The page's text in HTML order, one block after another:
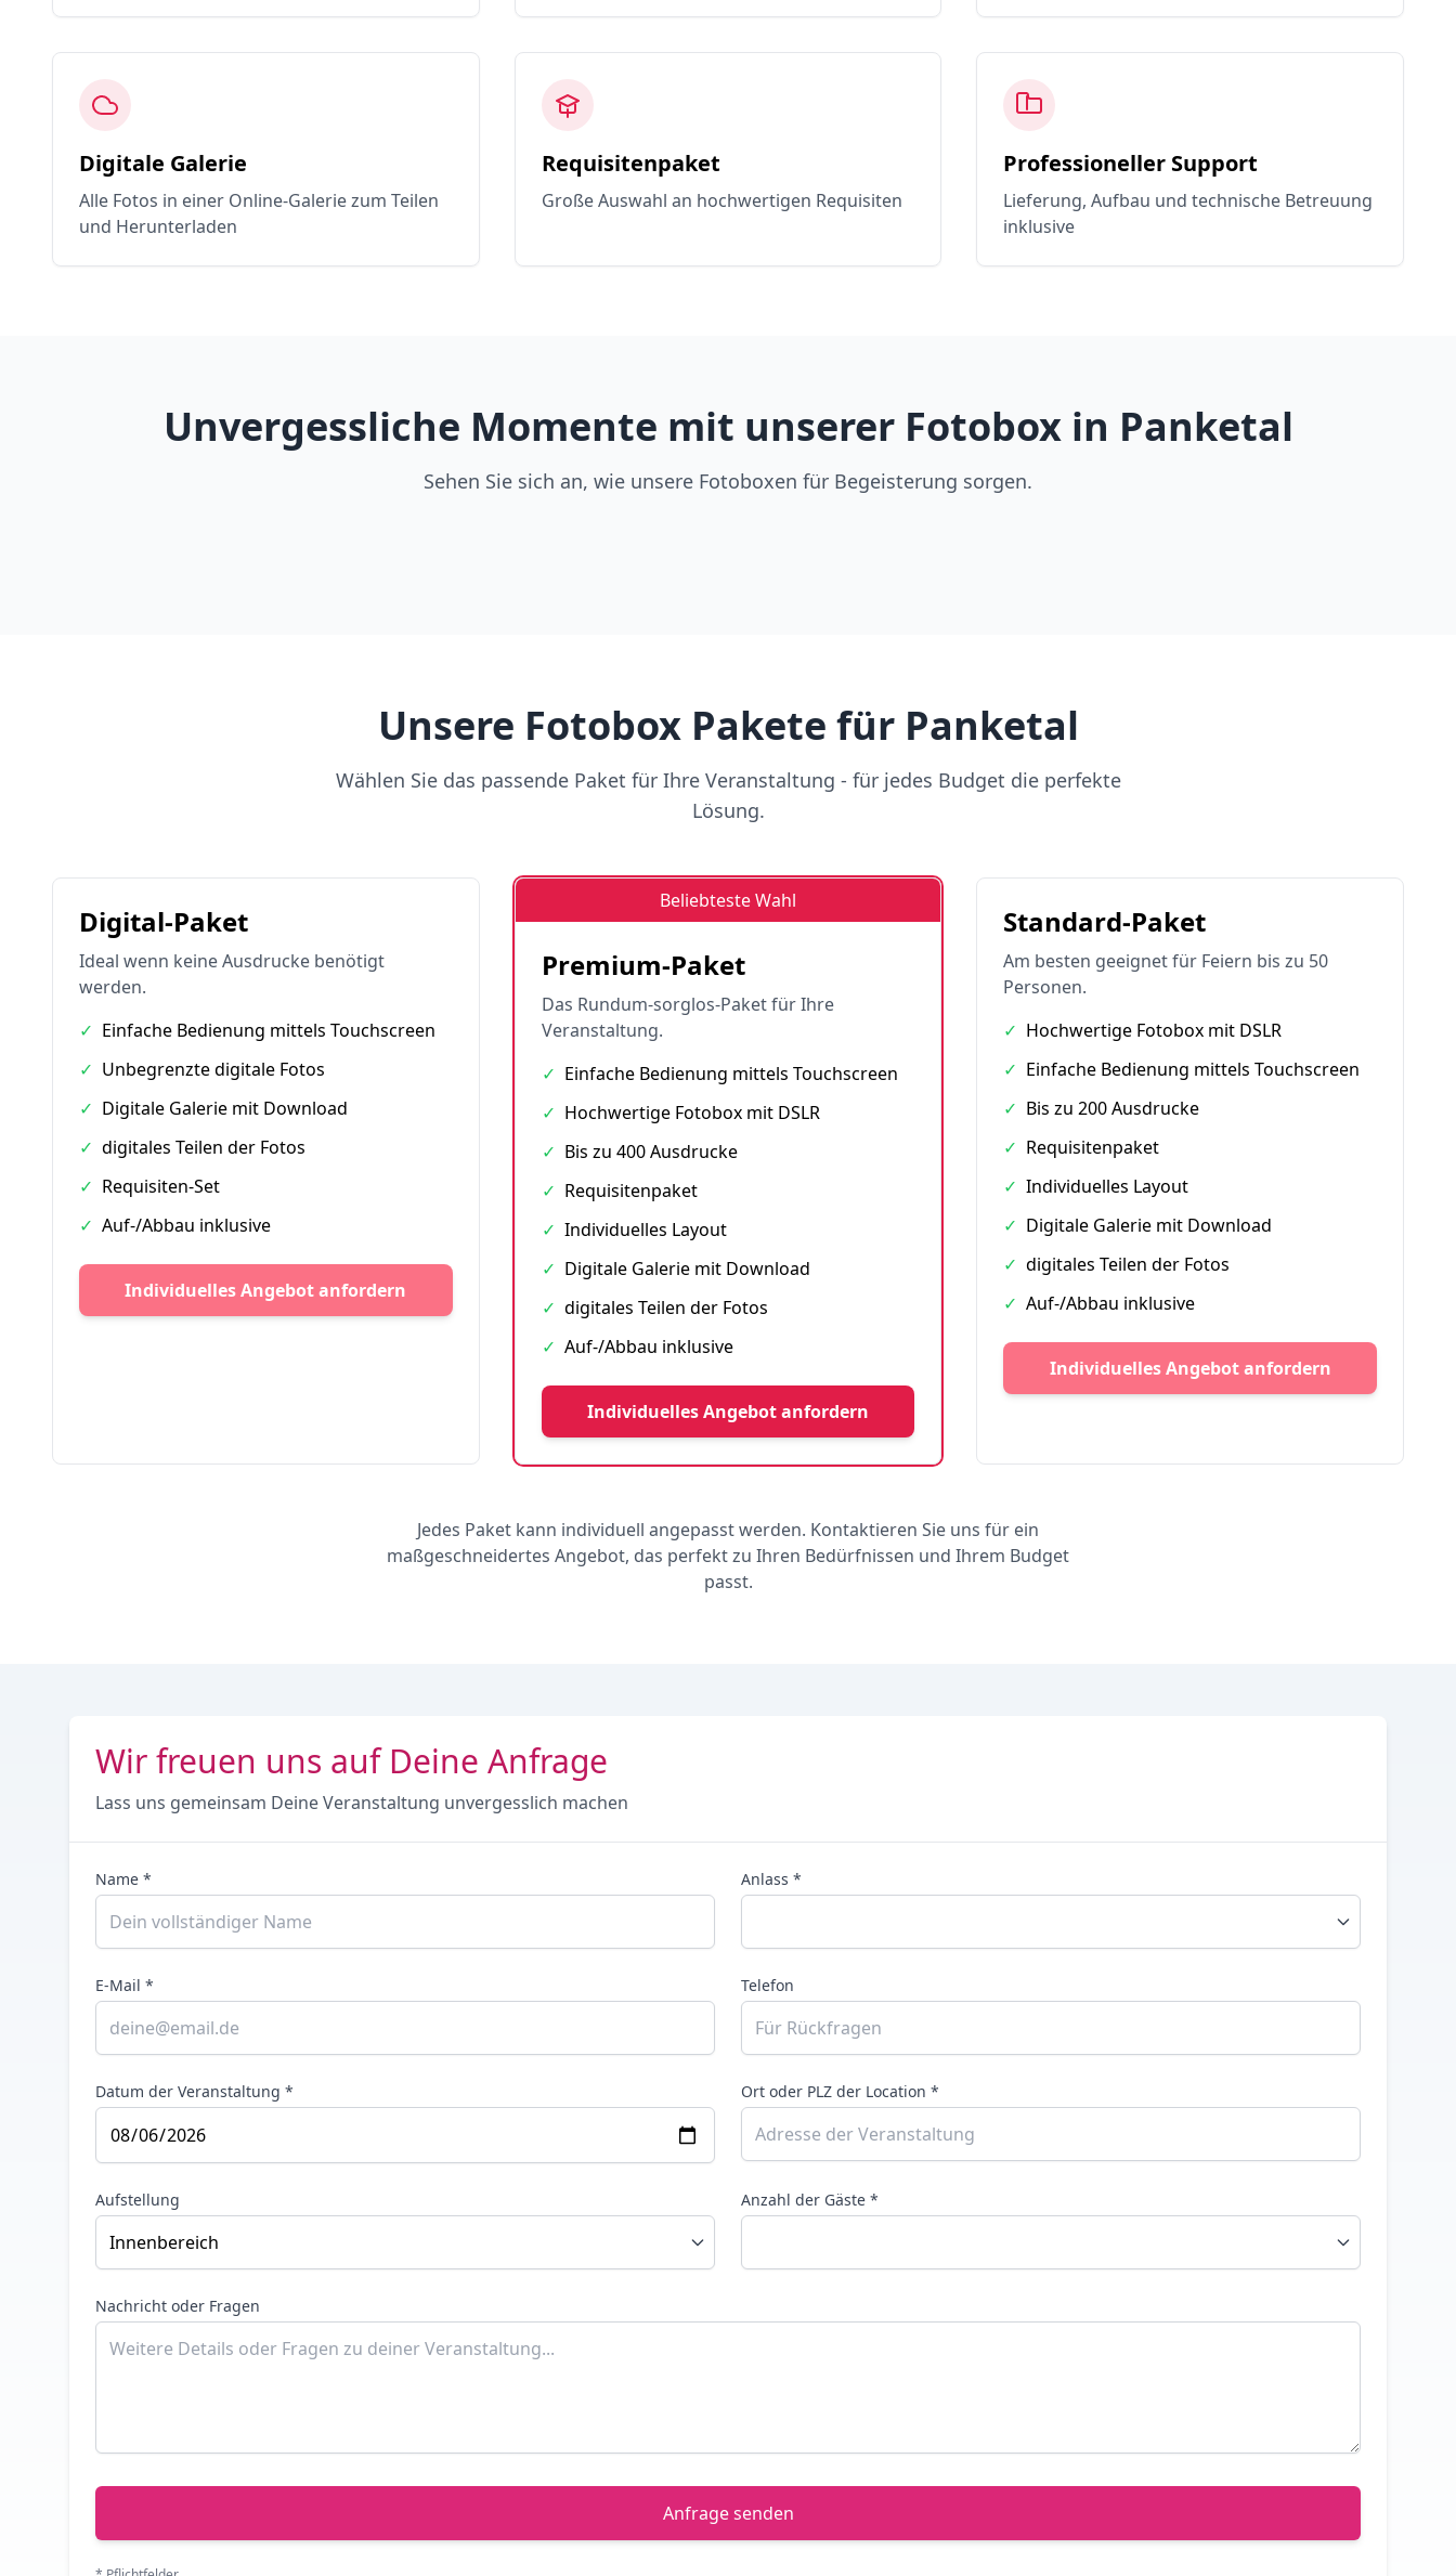
Digitale Galerie
Alle Fotos in einer Online-Galerie zum Teilen
und Herunterladen
Requisitenpaket
Große Auswahl an hochwertigen Requisiten
Professioneller Support
Lieferung, Aufbau und technische Betreuung
inklusive
Unvergessliche Momente mit unserer Fotobox in Panketal
Sehen Sie sich an, wie unsere Fotoboxen für Begeisterung sorgen.
Unsere Fotobox Pakete für Panketal
Wählen Sie das passende Paket für Ihre Veranstaltung - für jedes Budget die perfekte
Lösung.
Digital-Paket
Ideal wenn keine Ausdrucke benötigt
werden.
✓ Einfache Bedienung mittels Touchscreen
✓ Unbegrenzte digitale Fotos
✓ Digitale Galerie mit Download
✓ digitales Teilen der Fotos
✓ Requisiten-Set
✓ Auf-/Abbau inklusive
Individuelles Angebot anfordern
Beliebteste Wahl
Premium-Paket
Das Rundum-sorglos-Paket für Ihre
Veranstaltung.
✓ Einfache Bedienung mittels Touchscreen
✓ Hochwertige Fotobox mit DSLR
✓ Bis zu 400 Ausdrucke
✓ Requisitenpaket
✓ Individuelles Layout
✓ Digitale Galerie mit Download
✓ digitales Teilen der Fotos
✓ Auf-/Abbau inklusive
Individuelles Angebot anfordern
Standard-Paket
Am besten geeignet für Feiern bis zu 50
Personen.
✓ Hochwertige Fotobox mit DSLR
✓ Einfache Bedienung mittels Touchscreen
✓ Bis zu 200 Ausdrucke
✓ Requisitenpaket
✓ Individuelles Layout
✓ Digitale Galerie mit Download
✓ digitales Teilen der Fotos
✓ Auf-/Abbau inklusive
Individuelles Angebot anfordern
Jedes Paket kann individuell angepasst werden. Kontaktieren Sie uns für ein
maßgeschneidertes Angebot, das perfekt zu Ihren Bedürfnissen und Ihrem Budget
passt.
Wir freuen uns auf Deine Anfrage
Lass uns gemeinsam Deine Veranstaltung unvergesslich machen
Name * Anlass *
E-Mail * Telefon
Datum der Veranstaltung * Ort oder PLZ der Location *
Aufstellung Anzahl der Gäste *
Nachricht oder Fragen
Anfrage senden